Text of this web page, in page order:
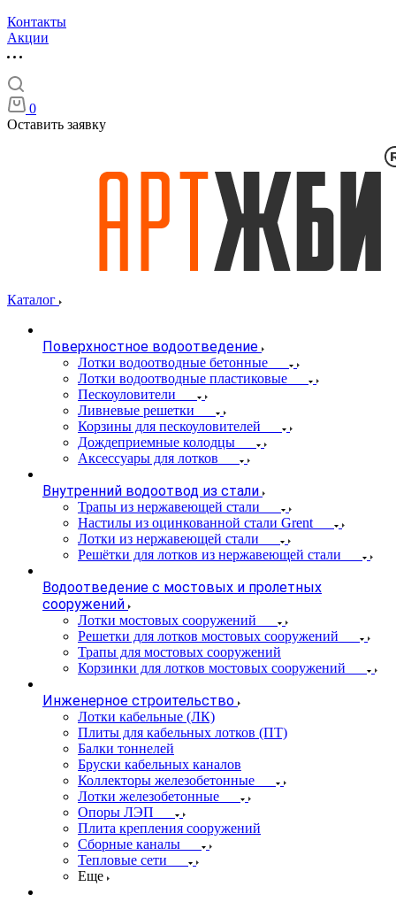
Контакты
Акции
0
Оставить заявку
Каталог
Поверхностное водоотведение
Лотки водоотводные бетонные
Лотки водоотводные пластиковые
Пескоуловители
Ливневые решетки
Корзины для пескоуловителей
Дождеприемные колодцы
Аксессуары для лотков
Внутренний водоотвод из стали
Трапы из нержавеющей стали
Настилы из оцинкованной стали Grent
Лотки из нержавеющей стали
Решётки для лотков из нержавеющей стали
Водоотведение с мостовых и пролетных
сооружений
Лотки мостовых сооружений
Решетки для лотков мостовых сооружений
Трапы для мостовых сооружений
Корзинки для лотков мостовых сооружений
Инженерное строительство
Лотки кабельные (ЛК)
Плиты для кабельных лотков (ПТ)
Балки тоннелей
Бруски кабельных каналов
Коллекторы железобетонные
Лотки железобетонные
Опоры ЛЭП
Плита крепления сооружений
Сборные каналы
Тепловые сети
Еще